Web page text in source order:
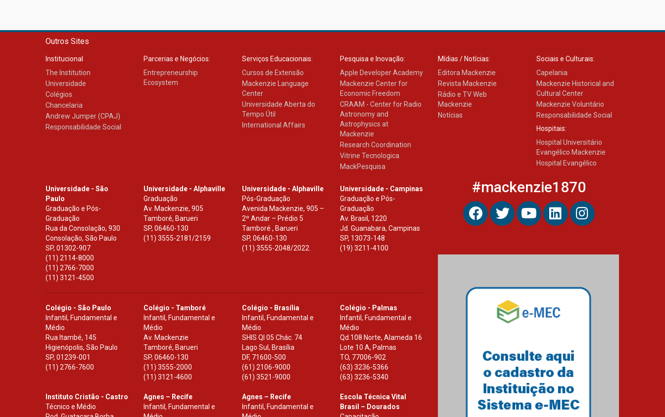
Outros Sites
Institucional
The Institution
Universidade
Colégios
Chancelaria
Andrew Jumper (CPAJ)
Responsabilidade Social
Parcerias e Negócios:
Entrepreneurship
Ecosystem
Serviços Educacionais:
Cursos de Extensão
Mackenzie Language
Center
Universidade Aberta do
Tempo Útil
International Affairs
Pesquisa e Inovação:
Apple Developer Academy
Mackenzie Center for
Economic Freedom
CRAAM - Center for Radio
Astronomy and
Astrophysics at
Mackenzie
Research Coordination
Vitrine Tecnologica
MackPesquisa
Mídias / Notícias:
Editora Mackenzie
Revista Mackenzie
Rádio e TV Web
Mackenzie
Notícias
Sociais e Culturais:
Capelania
Mackenzie Historical and
Cultural Center
Mackenzie Voluntário
Responsabilidade Social
Hospitais:
Hospital Universitário
Evangélico Mackenzie
Hospital Evangélico
Universidade - São
Paulo
Graduação e Pós-
Graduação
Rua da Consolação, 930
Consolação, São Paulo
SP, 01302-907
(11) 2114-8000
(11) 2766-7000
(11) 3121-4500
Universidade - Alphaville
Graduação
Av. Mackenzie, 905
Tamboré, Barueri
SP,06460-130
(11) 3555-2181/2159
Universidade - Alphaville
Pós-Graduação
Avenida Mackenzie, 905 –
2º Andar – Prédio 5
Tamboré , Barueri
SP, 06460-130
(11) 3555-2048/2022.
Universidade - Campinas
Graduação e Pós-
Graduação
Av. Brasil, 1220
Jd. Guanabara, Campinas
SP, 13073-148
(19) 3211-4100
Colégio - São Paulo
Infantil, Fundamental e
Médio
Rua Itambé, 145
Higienópolis, São Paulo
SP, 01239-001
(11) 2766-7600
Colégio - Tamboré
Infantil, Fundamental e
Médio
Av. Mackenzie
Tamboré, Barueri
SP,06460-130
(11) 3555-2000
(11) 3121-4600
Colégio - Brasília
Infantil, Fundamental e
Médio
SHIS Ql 05 Chác. 74
Lago Sul, Brasília
DF, 71600-500
(61) 2106-9000
(61) 3521-9000
Colégio - Palmas
Infantil, Fundamental e
Médio
Qd.108 Norte, Alameda 16
Lote 10 A, Palmas
TO, 77006-902
(63) 3236-5366
(63) 3236-5340
Instituto Cristão - Castro
Técnico e Médio
Agnes – Recife
Infantil, Fundamental e
Agnes – Recife
Infantil, Fundamental e
Escola Técnica Vital
Brasil – Dourados
#mackenzie1870